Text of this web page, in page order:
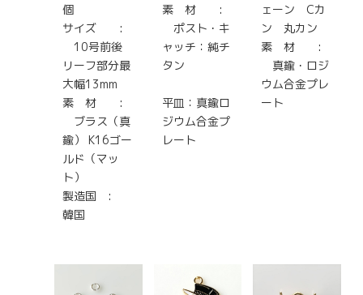
個
サイズ :
10号前後
リーフ部分最
大幅13mm
素 材 :
ブラス（真
鍮） K16ゴー
ルド（マッ
ト）
製造国 :
韓国
素 材 :
ポスト・キ
ャッチ：純チ
タン
平皿：真鍮ロ
ジウム合金プ
レート
ェーン Cカ
ン 丸カン
素 材 :
真鍮・ロジ
ウム合金プレ
ート